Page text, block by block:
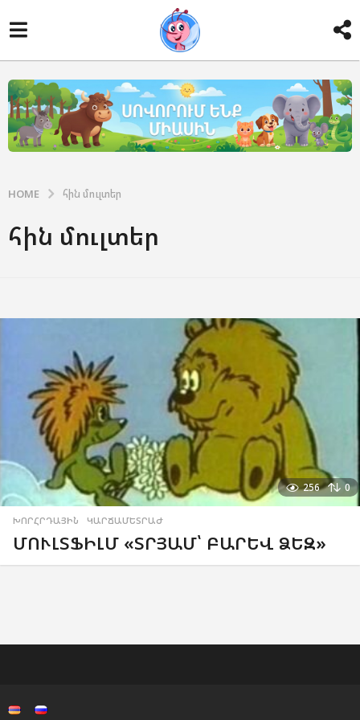
HOME հին մուլտեր
հին մուլտեր
256 0
ԽՈՐՀՐԴԱՅԻՆ ,ԿԱՐՃԱՄԵՏՐԱԺ
ՄՈՒԼՏՖԻԼՄ «ՏՐՅԱՄ՝ ԲԱՐԵՎ ՁԵԶ»